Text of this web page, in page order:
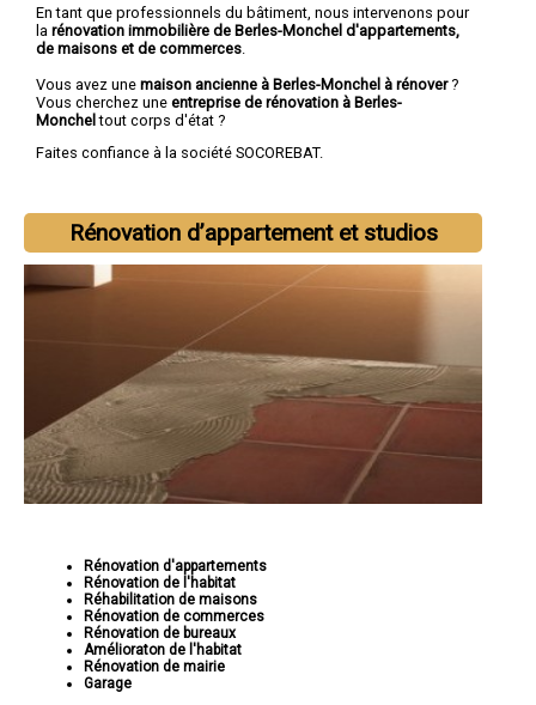
En tant que professionnels du bâtiment, nous intervenons pour
la rénovation immobilière de Berles-Monchel d'appartements,
de maisons et de commerces
Vous avez une maison ancienne à Berles-Monchel à rénover?
Vous cherchez une entreprise de rénovation à Berles-
Moncheltout corps d'état ?
Faites confiance à la société SOCOREBAT.
Rénovation d’appartement et studios
Rénovation d'appartements
Rénovation de l'habitat
Réhabilitation de maisons
Rénovation de commerces
Rénovation de bureaux
Amélioraton de l'habitat
Rénovation de mairie
Garage